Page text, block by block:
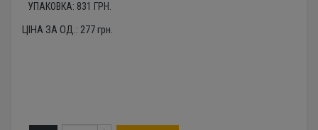
УПАКОВКА: 831 ГРН.
ЦІНА ЗА ОД.: 277грн.